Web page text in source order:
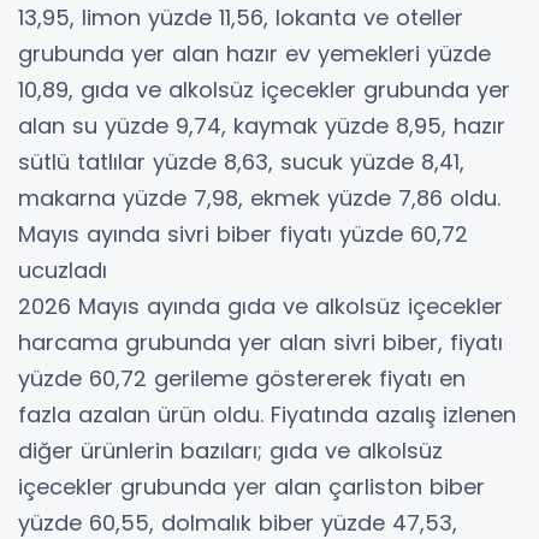
13,95, limon yüzde 11,56, lokanta ve oteller
grubunda yer alan hazır ev yemekleri yüzde
10,89, gıda ve alkolsüz içecekler grubunda yer
alan su yüzde 9,74, kaymak yüzde 8,95, hazır
sütlü tatlılar yüzde 8,63, sucuk yüzde 8,41,
makarna yüzde 7,98, ekmek yüzde 7,86 oldu.
Mayıs ayında sivri biber fiyatı yüzde 60,72
ucuzladı
2026 Mayıs ayında gıda ve alkolsüz içecekler
harcama grubunda yer alan sivri biber, fiyatı
yüzde 60,72 gerileme göstererek fiyatı en
fazla azalan ürün oldu. Fiyatında azalış izlenen
diğer ürünlerin bazıları; gıda ve alkolsüz
içecekler grubunda yer alan çarliston biber
yüzde 60,55, dolmalık biber yüzde 47,53,